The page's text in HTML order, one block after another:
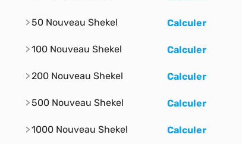
50 Nouveau Shekel Calculer
100 Nouveau Shekel Calculer
200 Nouveau Shekel Calculer
500 Nouveau Shekel Calculer
1000 Nouveau Shekel Calculer